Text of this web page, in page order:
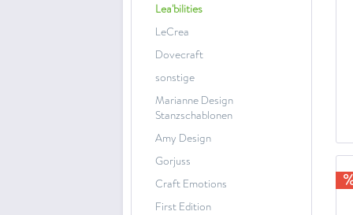
Lea'bilities
LeCrea
Dovecraft
sonstige
Marianne Design
Stanzschablonen
Amy Design
Gorjuss
Craft Emotions
First Edition